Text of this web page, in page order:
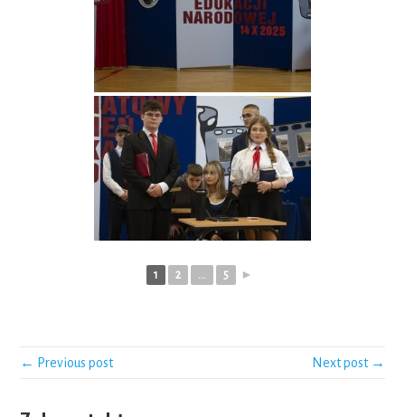
1 2 ... 5 ►
← Previous post Next post →